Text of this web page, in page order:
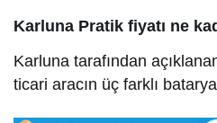
Karluna Pratik fiyatı ne
Karluna tarafından
ticari aracın üç farklı